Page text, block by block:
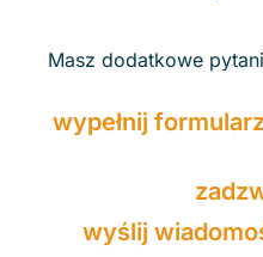
Masz dodatkowe
wypełnij
wyślij